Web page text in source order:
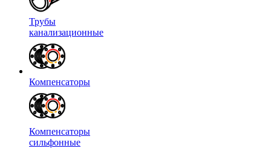
Трубы
канализационные
Компенсаторы
Компенсаторы
сильфонные